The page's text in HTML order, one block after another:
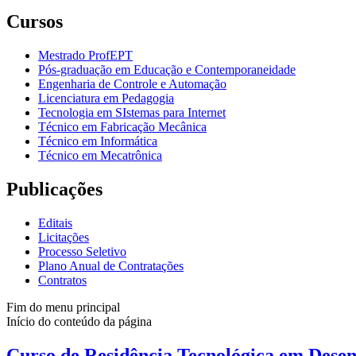
Cursos
Mestrado ProfEPT
Pós-graduação em Educação e Contemporaneidade
Engenharia de Controle e Automação
Licenciatura em Pedagogia
Tecnologia em SIstemas para Internet
Técnico em Fabricação Mecânica
Técnico em Informática
Técnico em Mecatrônica
Publicações
Editais
Licitações
Processo Seletivo
Plano Anual de Contratações
Contratos
Fim do menu principal
Início do conteúdo da página